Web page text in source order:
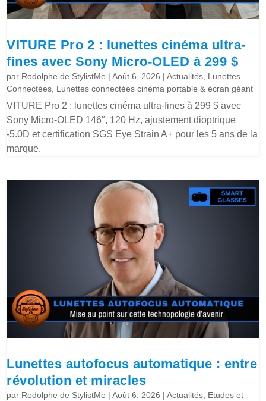
VITURE Pro 2 : lunettes cinéma ultra-
fines avec Sony Micro-OLED à 299 $
par Rodolphe de StylistMe |Août 6, 2026 |Actualités Lunettes
Connectées Lunettes connectées cinéma portable & écran géant
VITURE Pro 2 : lunettes cinéma ultra-fines à 299 $ avec
Sony Micro-OLED 146″, 120 Hz, ajustement dioptrique
-5.0D et certification SGS Eye Strain A+ pour les 5 ans de la
marque.
Lunettes autofocus automatique : entre
révolution et miracles
par Rodolphe de StylistMe |Août 6, 2026 |Actualités Etudes et